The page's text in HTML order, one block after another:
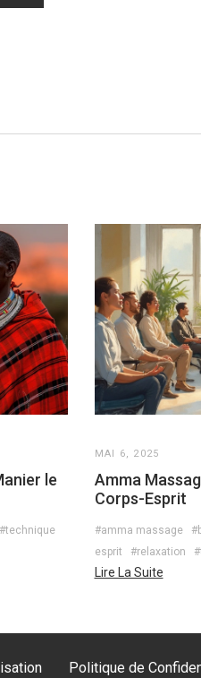
le
#technique
MAI 6, 2025
Amma
Corps-Esprit
#amma massage
esprit
#relaxation
Lire La Suite
Politique de